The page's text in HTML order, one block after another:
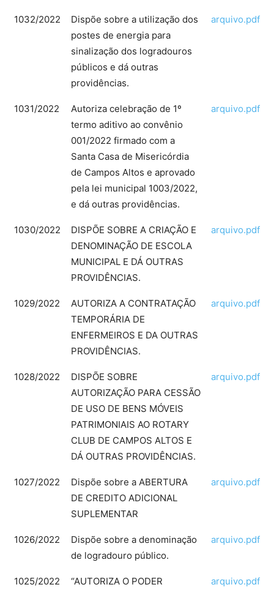
1032/2022
Dispõe sobre a utilização dos
postes de energia para
sinalização dos logradouros
públicos e dá outras
providências.
arquivo.pdf
1031/2022
Autoriza celebração de 1º
termo aditivo ao convênio
001/2022 firmado com a
Santa Casa de Misericórdia
de Campos Altos e aprovado
pela lei municipal 1003/2022,
e dá outras providências.
arquivo.pdf
1030/2022
DISPÕE SOBRE A CRIAÇÃO E
DENOMINAÇÃO DE ESCOLA
MUNICIPAL E DÁ OUTRAS
PROVIDÊNCIAS.
arquivo.pdf
1029/2022
AUTORIZA A CONTRATAÇÃO
TEMPORÁRIA DE
ENFERMEIROS E DA OUTRAS
PROVIDÊNCIAS.
arquivo.pdf
1028/2022
DISPÕE SOBRE
AUTORIZAÇÃO PARA CESSÃO
DE USO DE BENS MÓVEIS
PATRIMONIAIS AO ROTARY
CLUB DE CAMPOS ALTOS E
DÁ OUTRAS PROVIDÊNCIAS.
arquivo.pdf
1027/2022
Dispõe sobre a ABERTURA
DE CREDITO ADICIONAL
SUPLEMENTAR
arquivo.pdf
1026/2022
Dispõe sobre a denominação
de logradouro público.
arquivo.pdf
1025/2022
“AUTORIZA O PODER
arquivo.pdf